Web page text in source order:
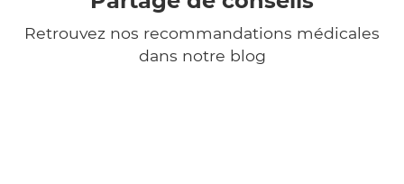
Retrouvez nos recommandations médicales
dans notre blog